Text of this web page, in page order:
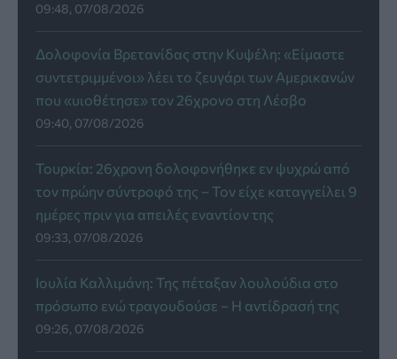
09:48, 07/08/2026
Δολοφονία Βρετανίδας στην Κυψέλη: «Είμαστε
συντετριμμένοι» λέει το ζευγάρι των Αμερικανών
που «υιοθέτησε» τον 26χρονο στη Λέσβο
09:40, 07/08/2026
Τουρκία: 26χρονη δολοφονήθηκε εν ψυχρώ από
τον πρώην σύντροφό της – Τον είχε καταγγείλει 9
ημέρες πριν για απειλές εναντίον της
09:33, 07/08/2026
Ιουλία Καλλιμάνη: Της πέταξαν λουλούδια στο
πρόσωπο ενώ τραγουδούσε – Η αντίδρασή της
09:26, 07/08/2026